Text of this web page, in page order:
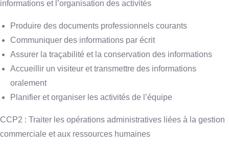
informations et l’organisation des activités
Produire des documents professionnels courants
Communiquer des informations par écrit
Assurer la traçabilité et la conservation des informations
Accueillir un visiteur et transmettre des informations
oralement
Planifier et organiser les activités de l’équipe
CCP2 : Traiter les opérations administratives liées à la gestion
commerciale et aux ressources humaines